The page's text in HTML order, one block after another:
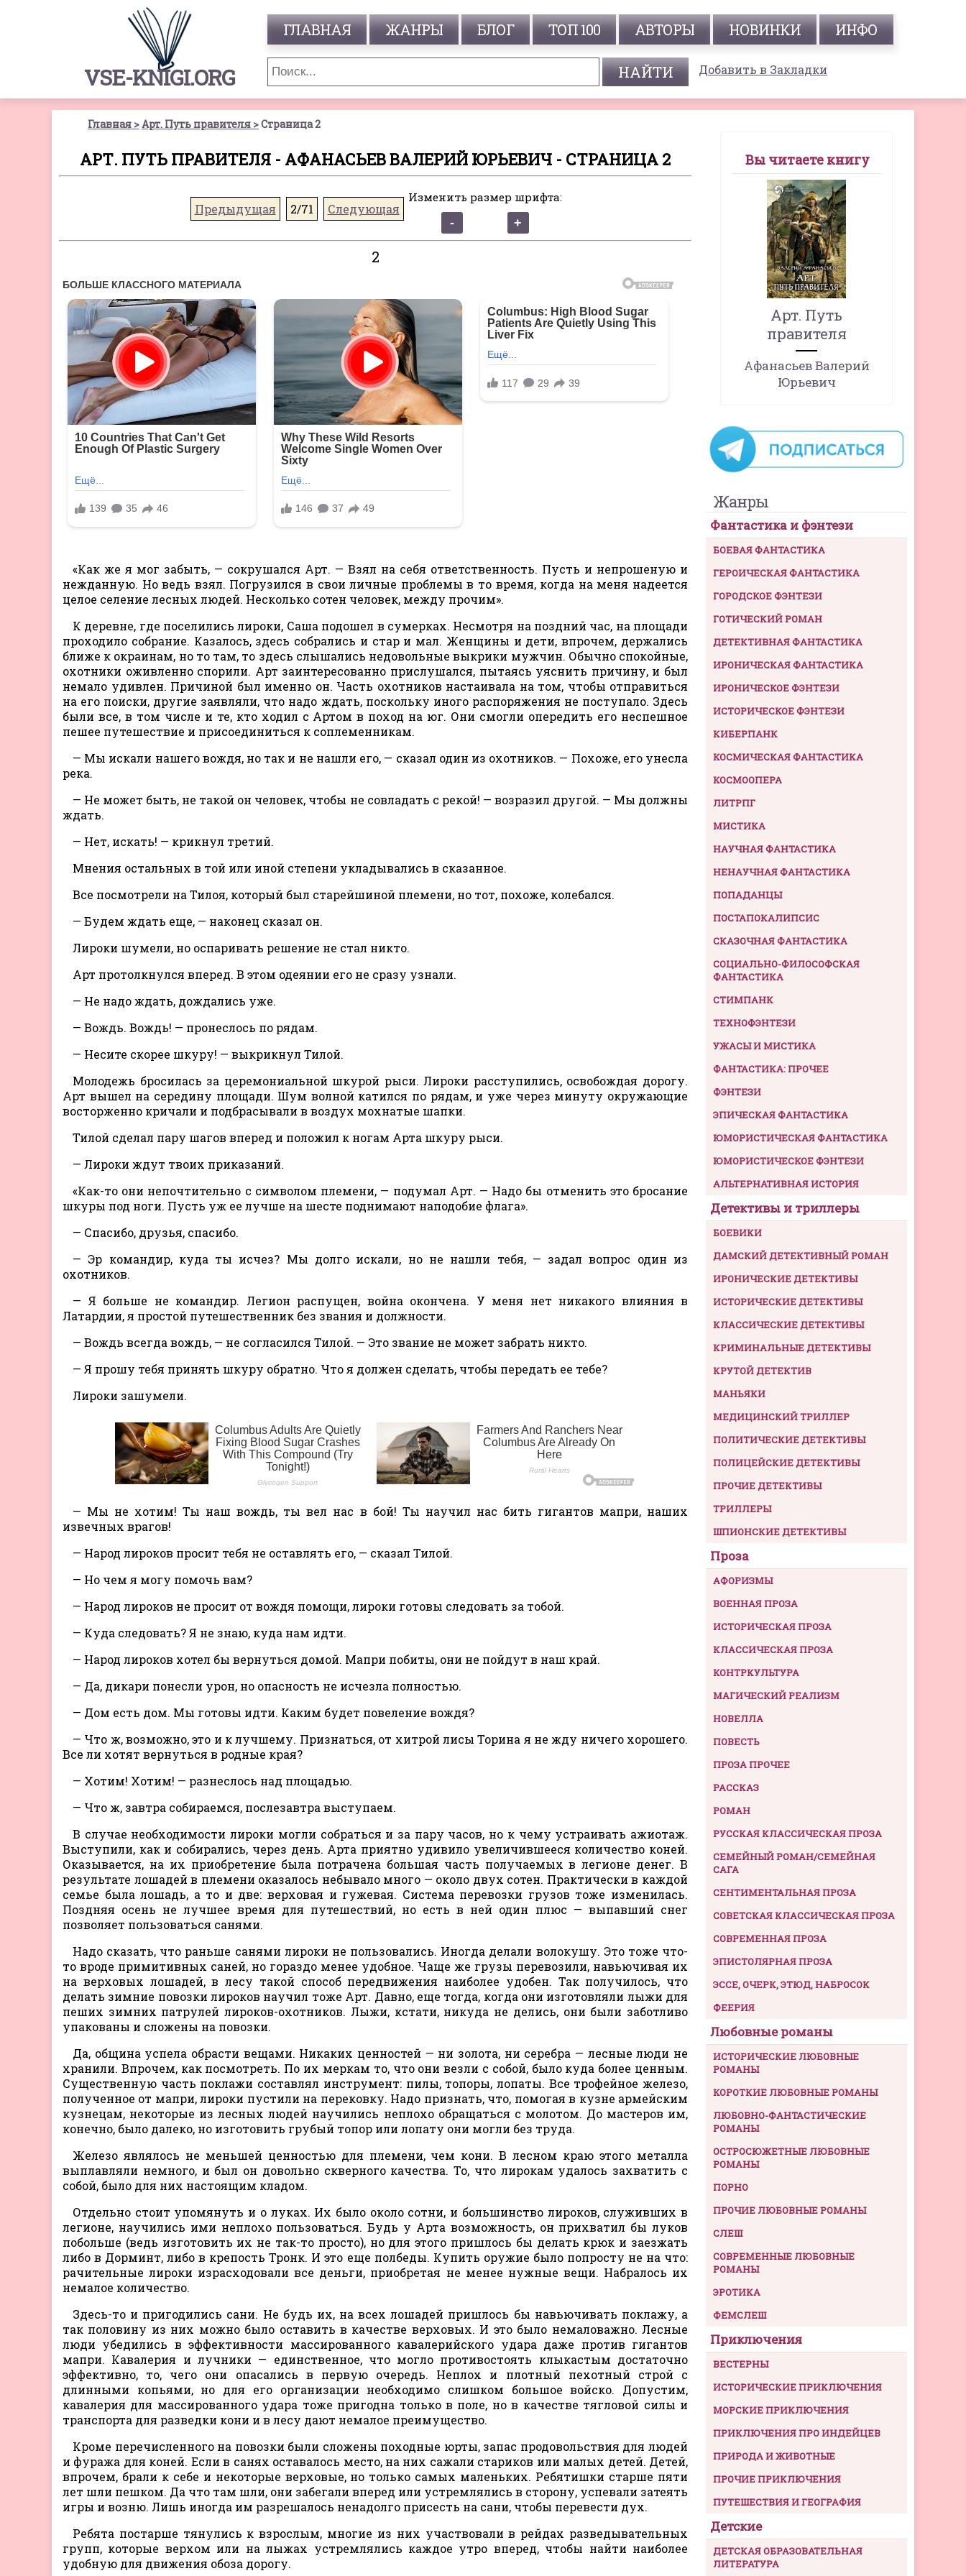
VSE-KNIGI.ORG
ГЛАВНАЯ ЖАНРЫ БЛОГ ТОП 100 АВТОРЫ НОВИНКИ ИНФО
Добавить в Закладки
Главная Арт. Путь правителя Страница 2
АРТ. ПУТЬ ПРАВИТЕЛЯ - АФАНАСЬЕВ ВАЛЕРИЙ ЮРЬЕВИЧ - СТРАНИЦА 2
Предыдущая 2/71 Следующая
Изменить размер шрифта:
2
«Как же я мог забыть, — сокрушался Арт. — Взял на себя ответственность. Пусть и непрошеную и
нежданную. Но ведь взял. Погрузился в свои личные проблемы в то время, когда на меня надеется
целое селение лесных людей. Несколько сотен человек, между прочим».
К деревне, где поселились лироки, Саша подошел в сумерках. Несмотря на поздний час, на площади
проходило собрание. Казалось, здесь собрались и стар и мал. Женщины и дети, впрочем, держались
ближе к окраинам, но то там, то здесь слышались недовольные выкрики мужчин. Обычно спокойные,
охотники оживленно спорили. Арт заинтересованно прислушался, пытаясь уяснить причину, и был
немало удивлен. Причиной был именно он. Часть охотников настаивала на том, чтобы отправиться
на его поиски, другие заявляли, что надо ждать, поскольку иного распоряжения не поступало. Здесь
были все, в том числе и те, кто ходил с Артом в поход на юг. Они смогли опередить его неспешное
пешее путешествие и присоединиться к соплеменникам.
— Мы искали нашего вождя, но так и не нашли его, — сказал один из охотников. — Похоже, его унесла
река.
— Не может быть, не такой он человек, чтобы не совладать с рекой! — возразил другой. — Мы должны
ждать.
— Нет, искать! — крикнул третий.
Мнения остальных в той или иной степени укладывались в сказанное.
Все посмотрели на Тилоя, который был старейшиной племени, но тот, похоже, колебался.
— Будем ждать еще, — наконец сказал он.
Лироки шумели, но оспаривать решение не стал никто.
Арт протолкнулся вперед. В этом одеянии его не сразу узнали.
— Не надо ждать, дождались уже.
— Вождь. Вождь! — пронеслось по рядам.
— Несите скорее шкуру! — выкрикнул Тилой.
Молодежь бросилась за церемониальной шкурой рыси. Лироки расступились, освобождая дорогу.
Арт вышел на середину площади. Шум волной катился по рядам, и уже через минуту окружающие
восторженно кричали и подбрасывали в воздух мохнатые шапки.
Тилой сделал пару шагов вперед и положил к ногам Арта шкуру рыси.
— Лироки ждут твоих приказаний.
«Как-то они непочтительно с символом племени, — подумал Арт. — Надо бы отменить это бросание
шкуры под ноги. Пусть уж ее лучше на шесте поднимают наподобие флага».
— Спасибо, друзья, спасибо.
— Эр командир, куда ты исчез? Мы долго искали, но не нашли тебя, — задал вопрос один из
охотников.
— Я больше не командир. Легион распущен, война окончена. У меня нет никакого влияния в
Латардии, я простой путешественник без звания и должности.
— Вождь всегда вождь, — не согласился Тилой. — Это звание не может забрать никто.
— Я прошу тебя принять шкуру обратно. Что я должен сделать, чтобы передать ее тебе?
Лироки зашумели.
— Мы не хотим! Ты наш вождь, ты вел нас в бой! Ты научил нас бить гигантов мапри, наших
извечных врагов!
— Народ лироков просит тебя не оставлять его, — сказал Тилой.
— Но чем я могу помочь вам?
— Народ лироков не просит от вождя помощи, лироки готовы следовать за тобой.
— Куда следовать? Я не знаю, куда нам идти.
— Народ лироков хотел бы вернуться домой. Мапри побиты, они не пойдут в наш край.
— Да, дикари понесли урон, но опасность не исчезла полностью.
— Дом есть дом. Мы готовы идти. Каким будет повеление вождя?
— Что ж, возможно, это и к лучшему. Признаться, от хитрой лисы Торина я не жду ничего хорошего.
Все ли хотят вернуться в родные края?
— Хотим! Хотим! — разнеслось над площадью.
— Что ж, завтра собираемся, послезавтра выступаем.
В случае необходимости лироки могли собраться и за пару часов, но к чему устраивать ажиотаж.
Выступили, как и собирались, через день. Арта приятно удивило увеличившееся количество коней.
Оказывается, на их приобретение была потрачена большая часть получаемых в легионе денег. В
результате лошадей в племени оказалось небывало много — около двух сотен. Практически в каждой
семье была лошадь, а то и две: верховая и гужевая. Система перевозки грузов тоже изменилась.
Поздняя осень не лучшее время для путешествий, но есть в ней один плюс — выпавший снег
позволяет пользоваться санями.
Надо сказать, что раньше санями лироки не пользовались. Иногда делали волокушу. Это тоже что-
то вроде примитивных саней, но гораздо менее удобное. Чаще же грузы перевозили, навьючивая их
на верховых лошадей, в лесу такой способ передвижения наиболее удобен. Так получилось, что
делать зимние повозки лироков научил тоже Арт. Давно, еще тогда, когда они изготовляли лыжи для
пеших зимних патрулей лироков-охотников. Лыжи, кстати, никуда не делись, они были заботливо
упакованы и сложены на повозки.
Да, община успела обрасти вещами. Никаких ценностей — ни золота, ни серебра — лесные люди не
хранили. Впрочем, как посмотреть. По их меркам то, что они везли с собой, было куда более ценным.
Существенную часть поклажи составлял инструмент: пилы, топоры, лопаты. Все трофейное железо,
полученное от мапри, лироки пустили на перековку. Надо признать, что, помогая в кузне армейским
кузнецам, некоторые из лесных людей научились неплохо обращаться с молотом. До мастеров им,
конечно, было далеко, но изготовить грубый топор или лопату они могли без труда.
Железо являлось не меньшей ценностью для племени, чем кони. В лесном краю этого металла
выплавляли немного, и был он довольно скверного качества. То, что лирокам удалось захватить с
собой, было для них настоящим кладом.
Отдельно стоит упомянуть и о луках. Их было около сотни, и большинство лироков, служивших в
легионе, научились ими неплохо пользоваться. Будь у Арта возможность, он прихватил бы луков
побольше (ведь изготовить их не так-то просто), но для этого пришлось бы делать крюк и заезжать
либо в Дорминт, либо в крепость Тронк. И это еще полбеды. Купить оружие было попросту не на что:
рачительные лироки израсходовали все деньги, приобретая не менее нужные вещи. Набралось их
немалое количество.
Здесь-то и пригодились сани. Не будь их, на всех лошадей пришлось бы навьючивать поклажу, а
так половину из них можно было оставить в качестве верховых. И это было немаловажно. Лесные
люди убедились в эффективности массированного кавалерийского удара даже против гигантов
мапри. Кавалерия и лучники — единственное, что могло противостоять клыкастым достаточно
эффективно, то, чего они опасались в первую очередь. Неплох и плотный пехотный строй с
длинными копьями, но для его организации необходимо слишком большое войско. Допустим,
кавалерия для массированного удара тоже пригодна только в поле, но в качестве тягловой силы и
транспорта для разведки кони и в лесу дают немалое преимущество.
Кроме перечисленного на повозки были сложены походные юрты, запас продовольствия для людей
и фуража для коней. Если в санях оставалось место, на них сажали стариков или малых детей. Детей,
впрочем, брали к себе и некоторые верховые, но только самых маленьких. Ребятишки старше пяти
лет шли пешком. Да что там шли, они забегали вперед или устремлялись в сторону, успевали затеять
игры и возню. Лишь иногда им разрешалось ненадолго присесть на сани, чтобы перевести дух.
Ребята постарше тянулись к взрослым, многие из них участвовали в рейдах разведывательных
групп, которые верхом или на лыжах устремлялись каждое утро вперед, чтобы найти наиболее
удобную для движения обоза дорогу.
Вы читаете книгу
Арт. Путь
правителя
Афанасьев Валерий
Юрьевич
Жанры
Фантастика и фэнтези
БОЕВАЯ ФАНТАСТИКА
ГЕРОИЧЕСКАЯ ФАНТАСТИКА
ГОРОДСКОЕ ФЭНТЕЗИ
ГОТИЧЕСКИЙ РОМАН
ДЕТЕКТИВНАЯ ФАНТАСТИКА
ИРОНИЧЕСКАЯ ФАНТАСТИКА
ИРОНИЧЕСКОЕ ФЭНТЕЗИ
ИСТОРИЧЕСКОЕ ФЭНТЕЗИ
КИБЕРПАНК
КОСМИЧЕСКАЯ ФАНТАСТИКА
КОСМООПЕРА
ЛИТРПГ
МИСТИКА
НАУЧНАЯ ФАНТАСТИКА
НЕНАУЧНАЯ ФАНТАСТИКА
ПОПАДАНЦЫ
ПОСТАПОКАЛИПСИС
СКАЗОЧНАЯ ФАНТАСТИКА
СОЦИАЛЬНО-ФИЛОСОФСКАЯ
ФАНТАСТИКА
СТИМПАНК
ТЕХНОФЭНТЕЗИ
УЖАСЫ И МИСТИКА
ФАНТАСТИКА: ПРОЧЕЕ
ФЭНТЕЗИ
ЭПИЧЕСКАЯ ФАНТАСТИКА
ЮМОРИСТИЧЕСКАЯ ФАНТАСТИКА
ЮМОРИСТИЧЕСКОЕ ФЭНТЕЗИ
АЛЬТЕРНАТИВНАЯ ИСТОРИЯ
Детективы и триллеры
БОЕВИКИ
ДАМСКИЙ ДЕТЕКТИВНЫЙ РОМАН
ИРОНИЧЕСКИЕ ДЕТЕКТИВЫ
ИСТОРИЧЕСКИЕ ДЕТЕКТИВЫ
КЛАССИЧЕСКИЕ ДЕТЕКТИВЫ
КРИМИНАЛЬНЫЕ ДЕТЕКТИВЫ
КРУТОЙ ДЕТЕКТИВ
МАНЬЯКИ
МЕДИЦИНСКИЙ ТРИЛЛЕР
ПОЛИТИЧЕСКИЕ ДЕТЕКТИВЫ
ПОЛИЦЕЙСКИЕ ДЕТЕКТИВЫ
ПРОЧИЕ ДЕТЕКТИВЫ
ТРИЛЛЕРЫ
ШПИОНСКИЕ ДЕТЕКТИВЫ
Проза
АФОРИЗМЫ
ВОЕННАЯ ПРОЗА
ИСТОРИЧЕСКАЯ ПРОЗА
КЛАССИЧЕСКАЯ ПРОЗА
КОНТРКУЛЬТУРА
МАГИЧЕСКИЙ РЕАЛИЗМ
НОВЕЛЛА
ПОВЕСТЬ
ПРОЗА ПРОЧЕЕ
РАССКАЗ
РОМАН
РУССКАЯ КЛАССИЧЕСКАЯ ПРОЗА
СЕМЕЙНЫЙ РОМАН/СЕМЕЙНАЯ
САГА
СЕНТИМЕНТАЛЬНАЯ ПРОЗА
СОВЕТСКАЯ КЛАССИЧЕСКАЯ ПРОЗА
СОВРЕМЕННАЯ ПРОЗА
ЭПИСТОЛЯРНАЯ ПРОЗА
ЭССЕ, ОЧЕРК, ЭТЮД, НАБРОСОК
ФЕЕРИЯ
Любовные романы
ИСТОРИЧЕСКИЕ ЛЮБОВНЫЕ
РОМАНЫ
КОРОТКИЕ ЛЮБОВНЫЕ РОМАНЫ
ЛЮБОВНО-ФАНТАСТИЧЕСКИЕ
РОМАНЫ
ОСТРОСЮЖЕТНЫЕ ЛЮБОВНЫЕ
РОМАНЫ
ПОРНО
ПРОЧИЕ ЛЮБОВНЫЕ РОМАНЫ
СЛЕШ
СОВРЕМЕННЫЕ ЛЮБОВНЫЕ
РОМАНЫ
ЭРОТИКА
ФЕМСЛЕШ
Приключения
ВЕСТЕРНЫ
ИСТОРИЧЕСКИЕ ПРИКЛЮЧЕНИЯ
МОРСКИЕ ПРИКЛЮЧЕНИЯ
ПРИКЛЮЧЕНИЯ ПРО ИНДЕЙЦЕВ
ПРИРОДА И ЖИВОТНЫЕ
ПРОЧИЕ ПРИКЛЮЧЕНИЯ
ПУТЕШЕСТВИЯ И ГЕОГРАФИЯ
Детские
ДЕТСКАЯ ОБРАЗОВАТЕЛЬНАЯ
ЛИТЕРАТУРА